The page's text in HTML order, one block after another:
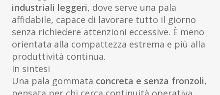
industriali leggeri, dove serve una pala
affidabile, capace di lavorare tutto il giorno
senza richiedere attenzioni eccessive. È meno
orientata alla compattezza estrema e più alla
produttività continua.
In sintesi
Una pala gommata concreta e senza fronzoli,